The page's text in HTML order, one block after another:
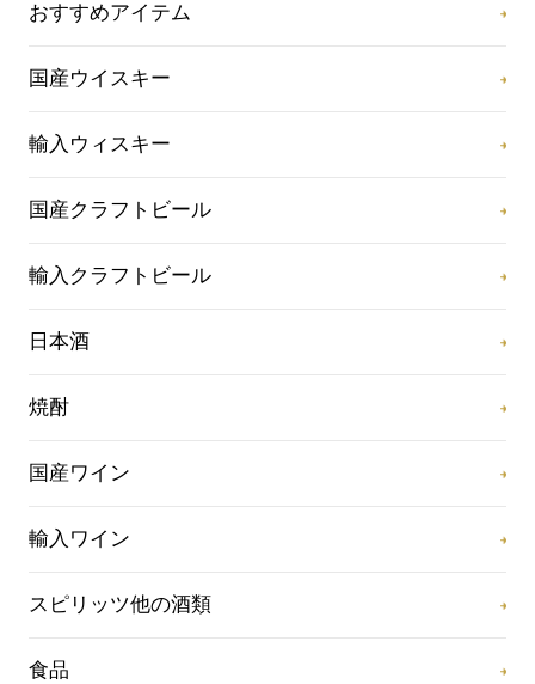
おすすめアイテム
国産ウイスキー
輸入ウィスキー
国産クラフトビール
輸入クラフトビール
日本酒
焼酎
国産ワイン
輸入ワイン
スピリッツ他の酒類
食品